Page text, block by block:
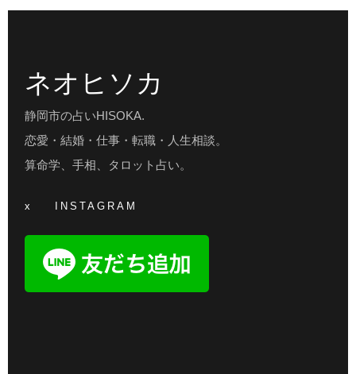
ネオヒソカ
静岡市の占いHISOKA.
恋愛・結婚・仕事・転職・人生相談。
算命学、手相、タロット占い。
x INSTAGRAM